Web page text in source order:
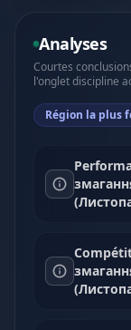
Analyses
Courtes
l'onglet discipline
Région la plus